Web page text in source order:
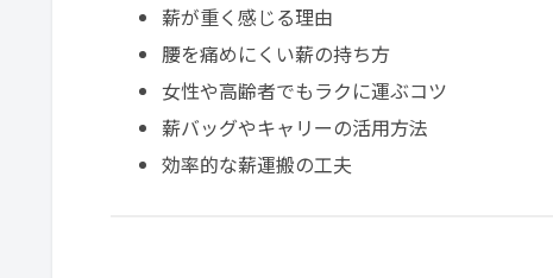
薪が重く感じる理由
腰を痛めにくい薪の持ち方
女性や高齢者でもラクに運ぶコツ
薪バッグやキャリーの活用方法
効率的な薪運搬の工夫